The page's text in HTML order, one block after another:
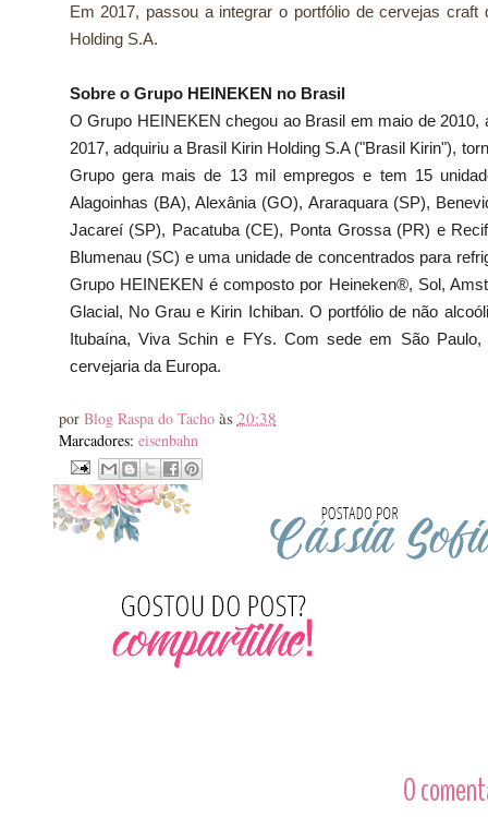
Em 2017, passou a integrar o portfólio de cervejas
Holding S.A.
Sobre o Grupo HEINEKEN no Brasil
O Grupo HEINEKEN chegou ao Brasil em maio de
2017, adquiriu a Brasil Kirin Holding S.A ("Brasil Kirin"),
Grupo gera mais de 13 mil empregos e tem 15
Alagoinhas (BA), Alexânia (GO), Araraquara (SP),
Jacareí (SP), Pacatuba (CE), Ponta Grossa (PR) e
Blumenau (SC) e uma unidade de concentrados para
Grupo HEINEKEN é composto por Heineken®, Sol,
Glacial, No Grau e Kirin Ichiban. O portfólio de não
Itubaína, Viva Schin e FYs. Com sede em São
cervejaria da Europa.
por Blog Raspa do Tacho às 20:38
Marcadores: eisenbahn
0